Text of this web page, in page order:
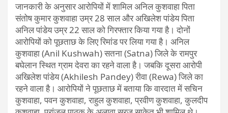
जानकारी के अनुसार आरोपियों में शामिल अनिल कुशवाहा पिता
संतोष कुमार कुशवाहा उम्र 28 साल और अखिलेश पांडेय पिता
अनिल पांडेय उम्र 22 साल को गिरफ्तार किया गया है। दोनों
आरोपियों को पूछताछ के लिए रिमांड पर लिया गया है। अनिल
कुशवाहा (Anil Kushwah) सतना (Satna) जिले के रामपुर
बघेलान स्थित ग्राम देवरा का रहने वाला है। जबकि दूसरा आरोपी
अखिलेश पांडेय (Akhilesh Pandey) रीवा (Rewa) जिले का
रहने वाला है। आरोपियों ने पूछताछ में बताया कि वारदात में सचिन
कुशवाहा, पवन कुशवाहा, राहुल कुशवाहा, प्रवीण कुशवाहा, कुलदीप